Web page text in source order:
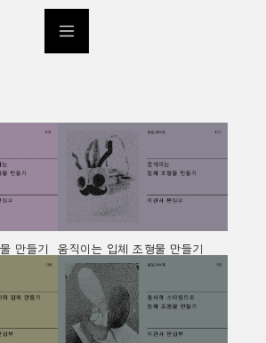
만들기 움직이는 입체 조형물 만들기